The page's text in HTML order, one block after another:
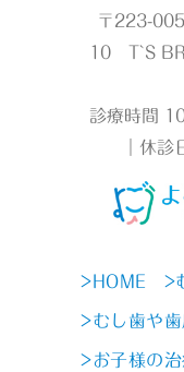
〒223-
10 T`S
診療時間
｜休
>HOME >
>むし歯や
>お子様の